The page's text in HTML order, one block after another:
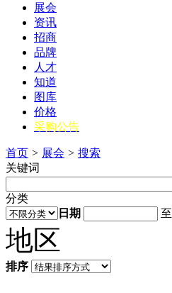
展会
资讯
招商
品牌
人才
知道
图库
价格
采购公告
首页 > 展会 > 搜索
关键词
分类
日期
至
地区
排序